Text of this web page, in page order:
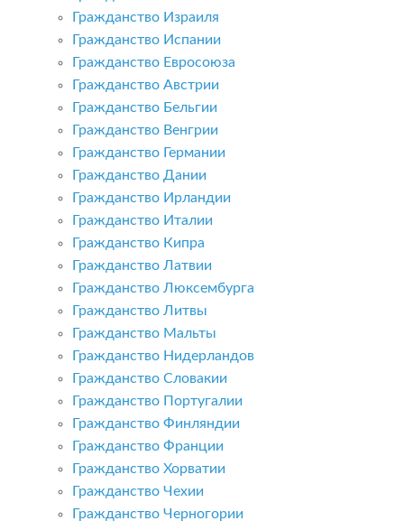
Гражданство Израиля
Гражданство Испании
Гражданство Евросоюза
Гражданство Австрии
Гражданство Бельгии
Гражданство Венгрии
Гражданство Германии
Гражданство Дании
Гражданство Ирландии
Гражданство Италии
Гражданство Кипра
Гражданство Латвии
Гражданство Люксембурга
Гражданство Литвы
Гражданство Мальты
Гражданство Нидерландов
Гражданство Словакии
Гражданство Португалии
Гражданство Финляндии
Гражданство Франции
Гражданство Хорватии
Гражданство Чехии
Гражданство Черногории